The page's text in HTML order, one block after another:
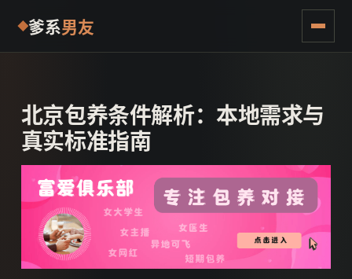
爹系男友
北京包养条件解析：本地需求与
真实标准指南